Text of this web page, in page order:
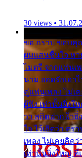
30 views •
ขอ กราบ ขอบคุ
ผมแสนชื่นใจ หา
ไมตรี จากแฟนเ
นาม ยอดรักเอา
คู่แฟนเพลง ไม่เ
ผู้ฟัง เท่านั้นยิ่งใ
วา สถิตฟากฟ้ายิ่
ใจ ไว้เถิดว่า ต
เพลง ไม่เคยคิด
เท่านั้นยิ่งใหญ่ ที่